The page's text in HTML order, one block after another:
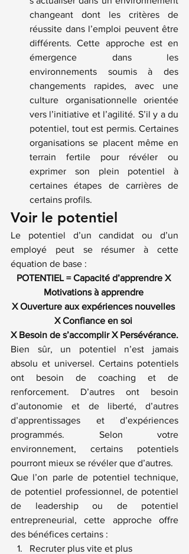
changeant dont les critères de
réussite dans l’emploi peuvent être
différents. Cette approche est en
émergence dans les
environnements soumis à des
changements rapides, avec une
culture organisationnelle orientée
vers l’initiative et l’agilité. S’il y a du
potentiel, tout est permis. Certaines
organisations se placent même en
terrain fertile pour révéler ou
exprimer son plein potentiel à
certaines étapes de carrières de
certains profils.
Voir le potentiel
Le potentiel d’un candidat ou d’un
employé peut se résumer à cette
équation de base :
POTENTIEL = Capacité d’apprendre X
Motivations à apprendre
X Ouverture aux expériences nouvelles
X Confiance en soi
X Besoin de s’accomplir X Persévérance.
Bien sûr, un potentiel n’est jamais
absolu et universel. Certains potentiels
ont besoin de coaching et de
renforcement. D’autres ont besoin
d’autonomie et de liberté, d’autres
d’apprentissages et d’expériences
programmés. Selon votre
environnement, certains potentiels
pourront mieux se révéler que d’autres.
Que l’on parle de potentiel technique,
de potentiel professionnel, de potentiel
de leadership ou de potentiel
entrepreneurial, cette approche offre
des bénéfices certains :
Recruter plus vite et plus